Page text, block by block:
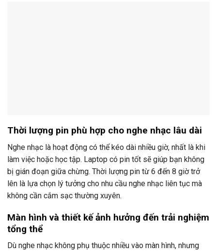
Thời lượng pin phù hợp cho nghe nhạc lâu dài
Nghe nhạc là hoạt động có thể kéo dài nhiều giờ, nhất là khi
làm việc hoặc học tập. Laptop có pin tốt sẽ giúp bạn không
bị gián đoạn giữa chừng. Thời lượng pin từ 6 đến 8 giờ trở
lên là lựa chọn lý tưởng cho nhu cầu nghe nhạc liên tục mà
không cần cắm sạc thường xuyên.
Màn hình và thiết kế ảnh hưởng đến trải nghiệm
tổng thể
Dù nghe nhạc không phụ thuộc nhiều vào màn hình, nhưng